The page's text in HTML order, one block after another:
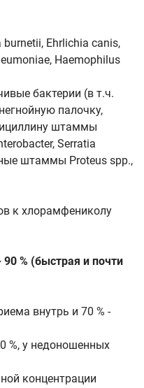
Ehrlichia canis,
Haemophilus
бактерии (в т.ч.
палочку,
штаммы
Serratia
штаммы Proteus spp.,
к хлорамфениколу
% (быстрая и почти
внутрь и 70 % -
%, у недоношенных
концентрации